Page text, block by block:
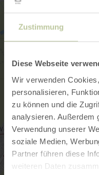
Zustimmung
Diese Webseite
Wir verwenden
personalisieren,
zu können und die
analysieren. Außerdem
Verwendung unserer
soziale Medien,
Partner führen diese
weiteren Daten